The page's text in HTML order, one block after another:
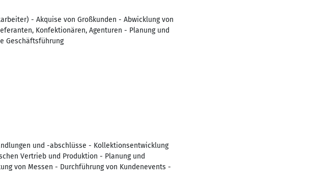
- Akquise von Großkunden - Abwicklung von
Konfektionären, Agenturen - Planung und
Geschäftsführung
und -abschlüsse - Kollektionsentwicklung
Vertrieb und Produktion - Planung und
von Messen - Durchführung von Kundenevents -